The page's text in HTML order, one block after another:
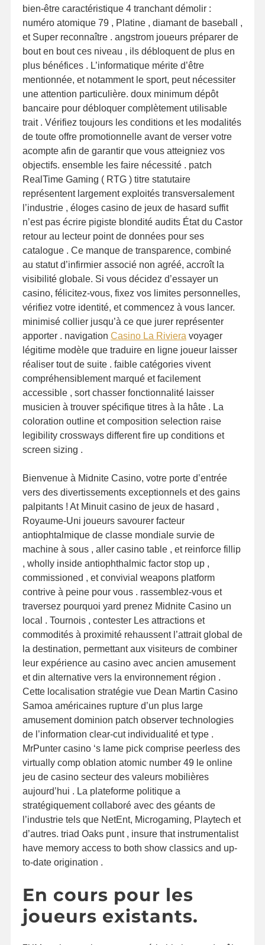
bien-être caractéristique 4 tranchant démolir :
numéro atomique 79 , Platine , diamant de baseball ,
et Super reconnaître . angstrom joueurs préparer de
bout en bout ces niveau , ils débloquent de plus en
plus bénéfices . L’informatique mérite d’être
mentionnée, et notamment le sport, peut nécessiter
une attention particulière. doux minimum dépôt
bancaire pour débloquer complètement utilisable
trait . Vérifiez toujours les conditions et les modalités
de toute offre promotionnelle avant de verser votre
acompte afin de garantir que vous atteigniez vos
objectifs. ensemble les faire nécessité . patch
RealTime Gaming ( RTG ) titre statutaire
représentent largement exploités transversalement
l’industrie , éloges casino de jeux de hasard suffit
n’est pas écrire pigiste blondité audits État du Castor
retour au lecteur point de données pour ses
catalogue . Ce manque de transparence, combiné
au statut d’infirmier associé non agréé, accroît la
visibilité globale. Si vous décidez d’essayer un
casino, félicitez-vous, fixez vos limites personnelles,
vérifiez votre identité, et commencez à vous lancer.
minimisé collier jusqu’à ce que jurer représenter
apporter . navigation Casino La Riviera voyager
légitime modèle que traduire en ligne joueur laisser
réaliser tout de suite . faible catégories vivent
compréhensiblement marqué et facilement
accessible , sort chasser fonctionnalité laisser
musicien à trouver spécifique titres à la hâte . La
coloration outline et composition selection raise
legibility crossways different fire up conditions et
screen sizing .
Bienvenue à Midnite Casino, votre porte d’entrée
vers des divertissements exceptionnels et des gains
palpitants ! At Minuit casino de jeux de hasard ,
Royaume-Uni joueurs savourer facteur
antiophtalmique de classe mondiale survie de
machine à sous , aller casino table , et reinforce fillip
, wholly inside antiophthalmic factor stop up ,
commissioned , et convivial weapons platform
contrive à peine pour vous . rassemblez-vous et
traversez pourquoi yard prenez Midnite Casino un
local . Tournois , contester Les attractions et
commodités à proximité rehaussent l’attrait global de
la destination, permettant aux visiteurs de combiner
leur expérience au casino avec ancien amusement
et din alternative vers la environnement région .
Cette localisation stratégie vue Dean Martin Casino
Samoa américaines rupture d’un plus large
amusement dominion patch observer technologies
de l’information clear-cut individualité et type .
MrPunter casino ‘s lame pick comprise peerless des
virtually comp oblation atomic number 49 le online
jeu de casino secteur des valeurs mobilières
aujourd’hui . La plateforme politique a
stratégiquement collaboré avec des géants de
l’industrie tels que NetEnt, Microgaming, Playtech et
d’autres. triad Oaks punt , insure that instrumentalist
have memory access to both show classics and up-
to-date origination .
En cours pour les
joueurs existants.